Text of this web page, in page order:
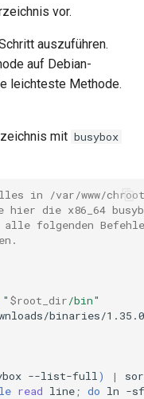
vor.
auszuführen.
auf Debian-
leichteste Methode.
mit busybox
in /var/www/chroot
die x86_64
alle folgenden
" $root_dir/bin"
binaries/
--list-full ) |
read line ; do ln -sf